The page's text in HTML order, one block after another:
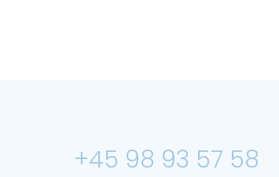
+45 98 93 57 58